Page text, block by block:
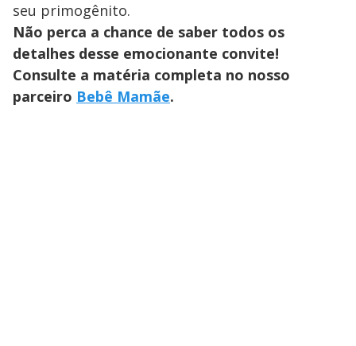
seu primogênito.
Não perca a chance de saber todos os
detalhes desse emocionante convite!
Consulte a matéria completa no nosso
parceiro Bebê Mamãe.